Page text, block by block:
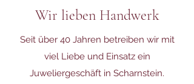
Wir lieben Handwerk
Seit über 40 Jahren betreiben wir mit
viel Liebe und Einsatz ein
Juweliergeschäft in Scharnstein.